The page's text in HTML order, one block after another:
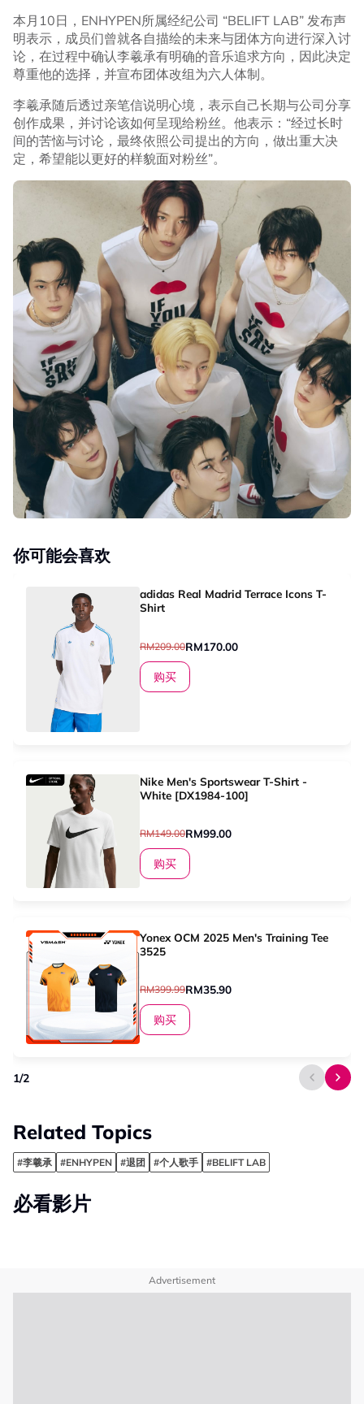
本月10日，ENHYPEN所属经纪公司 “BELIFT LAB” 发布声
明表示，成员们曾就各自描绘的未来与团体方向进行深入讨
论，在过程中确认李羲承有明确的音乐追求方向，因此决定
尊重他的选择，并宣布团体改组为六人体制。
李羲承随后透过亲笔信说明心境，表示自己长期与公司分享
创作成果，并讨论该如何呈现给粉丝。他表示：“经过长时
间的苦恼与讨论，最终依照公司提出的方向，做出重大决
定，希望能以更好的样貌面对粉丝”。
你可能会喜欢
adidas Real Madrid Terrace Icons T-
Shirt
RM209.00RM170.00
购买
Nike Men's Sportswear T-Shirt -
White [DX1984-100]
RM149.00RM99.00
购买
Yonex OCM 2025 Men's Training Tee
3525
RM399.99RM35.90
购买
1/2
Related Topics
#李羲承 #ENHYPEN #退团 #个人歌手 #BELIFT LAB
必看影片
Advertisement